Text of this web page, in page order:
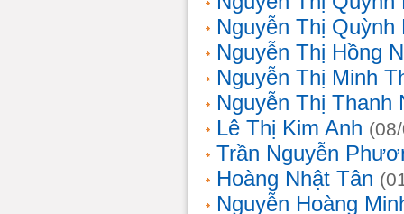
Nguyễn Thị Quỳnh
Nguyễn Thị Hồng
Nguyễn Thị Minh
Nguyễn Thị Thanh
Lê Thị Kim Anh
Trần Nguyễn
Hoàng Nhật Tân
Nguyễn Hoàng